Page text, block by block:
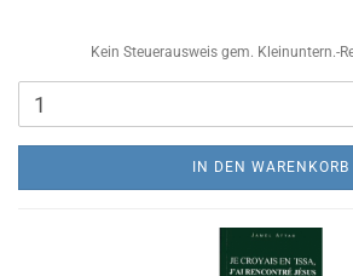
Kein Steuerausweis gem. Kleinuntern.-
IN DEN WARENKORB